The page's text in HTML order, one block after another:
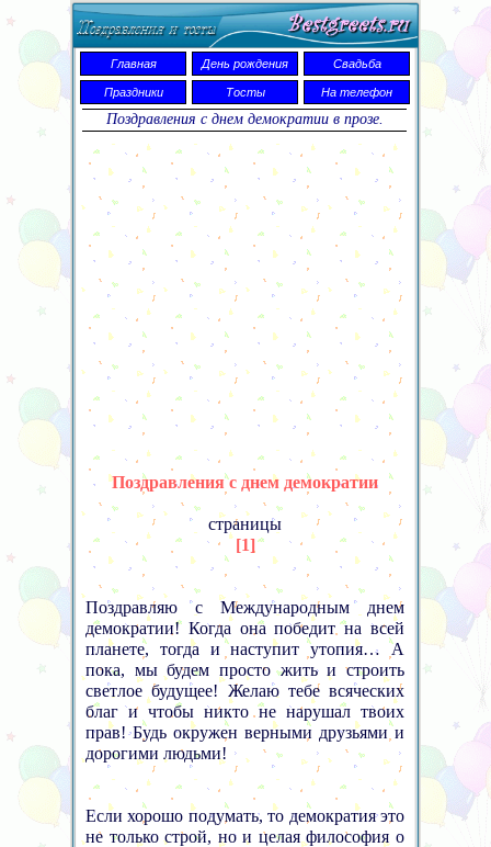
Главная День рождения Свадьба
Праздники Тосты На телефон
Поздравления с днем демократии в прозе.
Поздравления с днем демократии
страницы
[1]
Поздравляю с Международным днем
демократии! Когда она победит на всей
планете, тогда и наступит утопия… А
пока, мы будем просто жить и строить
светлое будущее! Желаю тебе всяческих
благ и чтобы никто не нарушал твоих
прав! Будь окружен верными друзьями и
дорогими людьми!
Если хорошо подумать, то демократия это
не только строй, но и целая философия о